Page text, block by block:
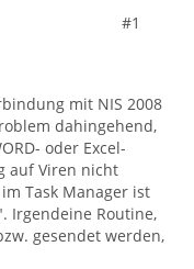
#1
mit NIS 2008
dahingehend,
oder Excel-
auf Viren nicht
Task Manager ist
Irgendeine Routine,
gesendet werden,